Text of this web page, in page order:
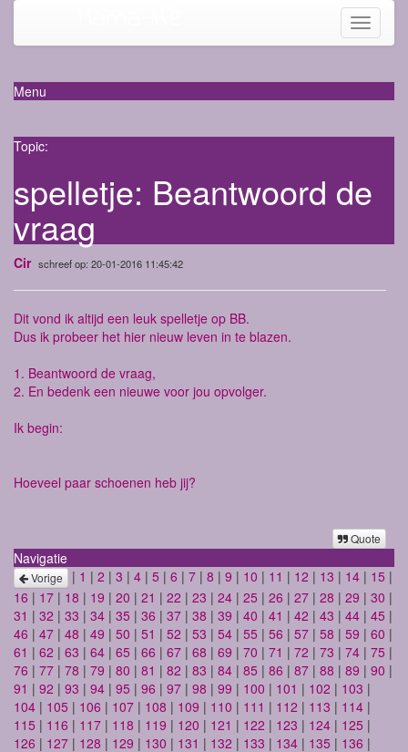
Toggle
Menu
Topic:
spelletje: Beantwoord de
vraag
Cir schreef op: 20-01-2016 11:45:42
Dit vond ik altijd een leuk spelletje op BB.
Dus ik probeer het hier nieuw leven in te blazen.
1. Beantwoord de vraag,
2. En bedenk een nieuwe voor jou opvolger.
Ik begin:
Hoeveel paar schoenen heb jij?
Quote
Navigatie
Vorige | 1 | 2 | 3 | 4 | 5 | 6 | 7 | 8 | 9 | 10 | 11 | 12 | 13 | 14 | 15 |
16 | 17 | 18 | 19 | 20 | 21 | 22 | 23 | 24 | 25 | 26 | 27 | 28 | 29 | 30 |
31 | 32 | 33 | 34 | 35 | 36 | 37 | 38 | 39 | 40 | 41 | 42 | 43 | 44 | 45 |
46 | 47 | 48 | 49 | 50 | 51 | 52 | 53 | 54 | 55 | 56 | 57 | 58 | 59 | 60 |
61 | 62 | 63 | 64 | 65 | 66 | 67 | 68 | 69 | 70 | 71 | 72 | 73 | 74 | 75 |
76 | 77 | 78 | 79 | 80 | 81 | 82 | 83 | 84 | 85 | 86 | 87 | 88 | 89 | 90 |
91 | 92 | 93 | 94 | 95 | 96 | 97 | 98 | 99 | 100 | 101 | 102 | 103 |
104 | 105 | 106 | 107 | 108 | 109 | 110 | 111 | 112 | 113 | 114 |
115 | 116 | 117 | 118 | 119 | 120 | 121 | 122 | 123 | 124 | 125 |
126 | 127 | 128 | 129 | 130 | 131 | 132 | 133 | 134 | 135 | 136 |